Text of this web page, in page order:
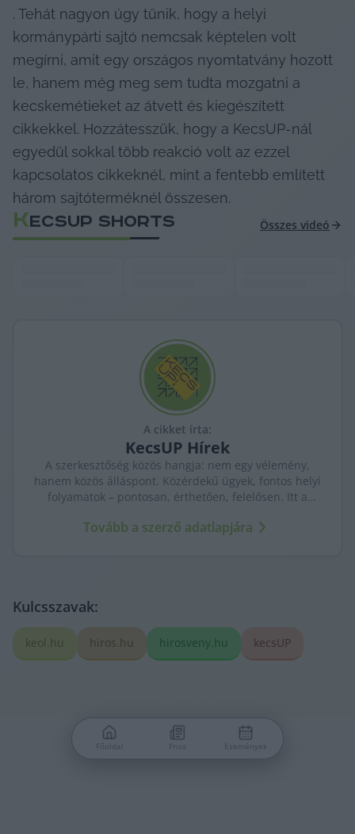
. Tehát nagyon úgy tűnik, hogy a helyi
kormánypárti sajtó nemcsak képtelen volt
megírni, amit egy országos nyomtatvány hozott
le, hanem még meg sem tudta mozgatni a
kecskemétieket az átvett és kiegészített
cikkekkel. Hozzátesszük, hogy a KecsUP-nál
egyedül sokkal több reakció volt az ezzel
kapcsolatos cikkeknél, mint a fentebb említett
három sajtóterméknél összesen.
KECSUP SHORTS Összes videó
A cikket írta:
KecsUP Hírek
A szerkesztőség közös hangja: nem egy vélemény,
hanem közös álláspont. Közérdekű ügyek, fontos helyi
folyamatok – pontosan, érthetően, felelősen. Itt a
Tovább a szerző adatlapjára
Kulcsszavak:
keol.hu hiros.hu hirosveny.hu kecsUP
Főoldal Friss Események